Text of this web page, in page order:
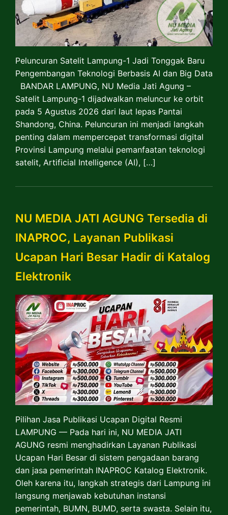
Peluncuran Satelit Lampung-1 Jadi Tonggak Baru
Pengembangan Teknologi Berbasis AI dan Big Data
BANDAR LAMPUNG, NU Media Jati Agung –
Satelit Lampung-1 dijadwalkan meluncur ke orbit
pada 5 Agustus 2026 dari laut lepas Pantai
Shandong, China. Peluncuran ini menjadi langkah
penting dalam mempercepat transformasi digital
Provinsi Lampung melalui pemanfaatan teknologi
satelit, Artificial Intelligence (AI), […]
​NU MEDIA JATI AGUNG Tersedia di
INAPROC, Layanan Publikasi
Ucapan Hari Besar Hadir di Katalog
Elektronik
​Pilihan Jasa Publikasi Ucapan Digital Resmi ​
LAMPUNG — Pada hari ini, NU MEDIA JATI
AGUNG resmi menghadirkan Layanan Publikasi
Ucapan Hari Besar di sistem pengadaan barang
dan jasa pemerintah INAPROC Katalog Elektronik.
Oleh karena itu, langkah strategis dari Lampung ini
langsung menjawab kebutuhan instansi
pemerintah, BUMN, BUMD, serta swasta. Selain itu,